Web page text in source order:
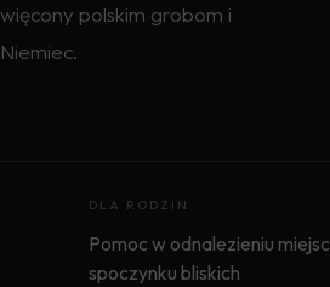
polskim grobom i
DLA RODZIN
Pomoc w odnalezieniu miejsc
spoczynku bliskich